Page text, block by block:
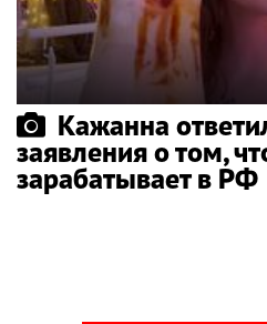
Кажанна
заявления о том,
зарабатывает в РФ